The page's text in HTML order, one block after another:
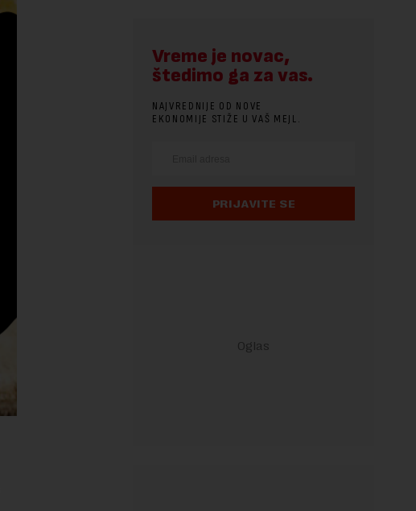
Vreme je novac,
štedimo ga za vas.
NAJVREDNIJE OD NOVE
EKONOMIJE STIŽE U VAŠ MEJL.
PRIJAVITE SE